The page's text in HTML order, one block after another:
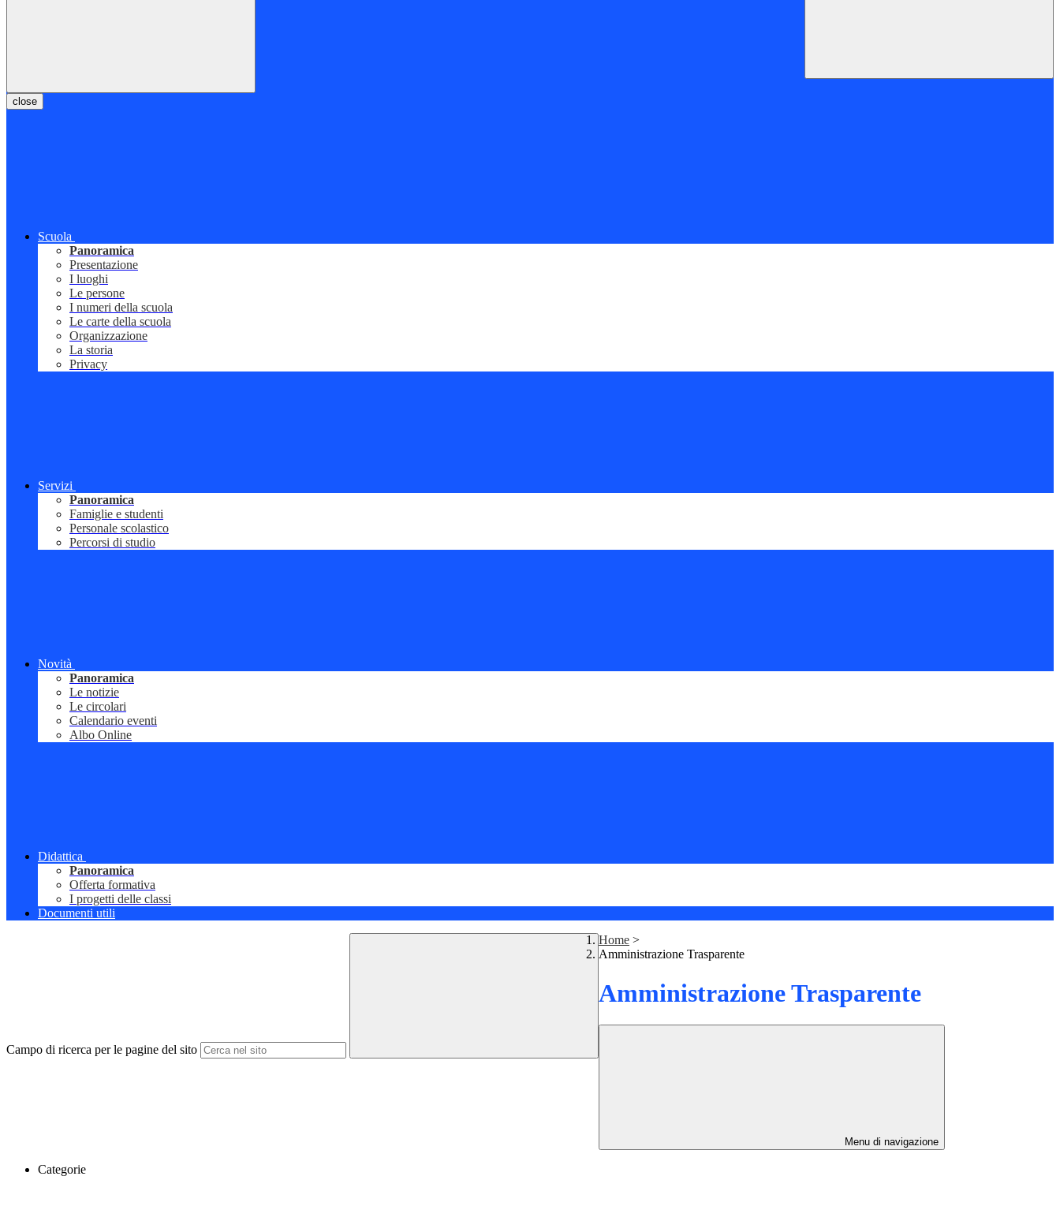
close
Scuola
Panoramica
Presentazione
I luoghi
Le persone
I numeri della scuola
Le carte della scuola
Organizzazione
La storia
Privacy
Servizi
Panoramica
Famiglie e studenti
Personale scolastico
Percorsi di studio
Novità
Panoramica
Le notizie
Le circolari
Calendario eventi
Albo Online
Didattica
Panoramica
Offerta formativa
I progetti delle classi
Documenti utili
Campo di ricerca per le pagine del sito
Home >
Amministrazione Trasparente
Amministrazione Trasparente
Menu di navigazione
Categorie